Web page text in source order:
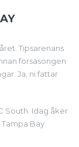
Tipsarenans
försäsongen
Ja, ni fattar
South. Idag åker
Bay